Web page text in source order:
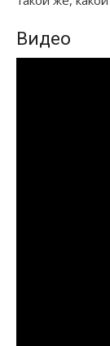
Видео